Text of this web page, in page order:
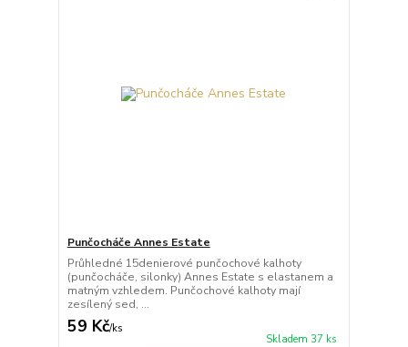
Punčocháče Annes Estate
Průhledné 15denierové punčochové kalhoty
(punčocháče, silonky) Annes Estate s elastanem a
matným vzhledem. Punčochové kalhoty mají
zesílený sed, ...
59 Kč/ks
Skladem 37 ks